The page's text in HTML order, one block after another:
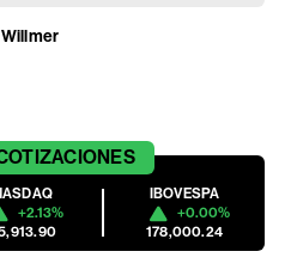
+2.13%
IBOVESPA
+0.00%
178,000.24